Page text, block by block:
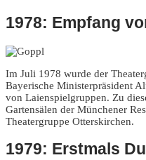
1978: Empfang
Im Juli 1978 wurde der
Bayerische Ministerpräsident
von Laienspielgruppen. Zu
Gartensälen der Münchener
Theatergruppe Otterskirchen.
1979: Erstmals